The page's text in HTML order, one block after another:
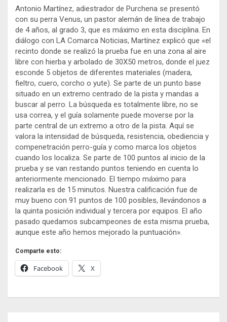
Antonio Martínez, adiestrador de Purchena se presentó
con su perra Venus, un pastor alemán de línea de trabajo
de 4 años, al grado 3, que es máximo en esta disciplina. En
diálogo con LA Comarca Noticias, Martínez explicó que «el
recinto donde se realizó la prueba fue en una zona al aire
libre con hierba y arbolado de 30X50 metros, donde el juez
esconde 5 objetos de diferentes materiales (madera,
fieltro, cuero, corcho o yute). Se parte de un punto base
situado en un extremo centrado de la pista y mandas a
buscar al perro. La búsqueda es totalmente libre, no se
usa correa, y el guía solamente puede moverse por la
parte central de un extremo a otro de la pista. Aquí se
valora la intensidad de búsqueda, resistencia, obediencia y
compenetración perro-guía y como marca los objetos
cuando los localiza. Se parte de 100 puntos al inicio de la
prueba y se van restando puntos teniendo en cuenta lo
anteriormente mencionado. El tiempo máximo para
realizarla es de 15 minutos. Nuestra calificación fue de
muy bueno con 91 puntos de 100 posibles, llevándonos a
la quinta posición individual y tercera por equipos. El año
pasado quedamos subcampeones de esta misma prueba,
aunque este año hemos mejorado la puntuación».
Comparte esto:
Facebook X